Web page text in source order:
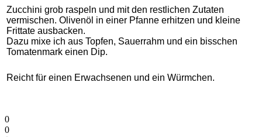
Zucchini grob raspeln und mit den restlichen Zutaten
vermischen. Olivenöl in einer Pfanne erhitzen und kleine
Frittate ausbacken.
Dazu mixe ich aus Topfen, Sauerrahm und ein bisschen
Tomatenmark einen Dip.
Reicht für einen Erwachsenen und ein Würmchen.
0
0